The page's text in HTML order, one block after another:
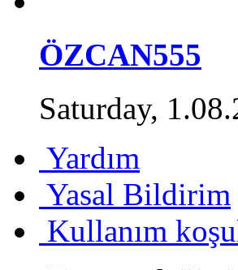
ÖZCAN555
Saturday,
Yardım
Yasal Bildirim
Kullanım